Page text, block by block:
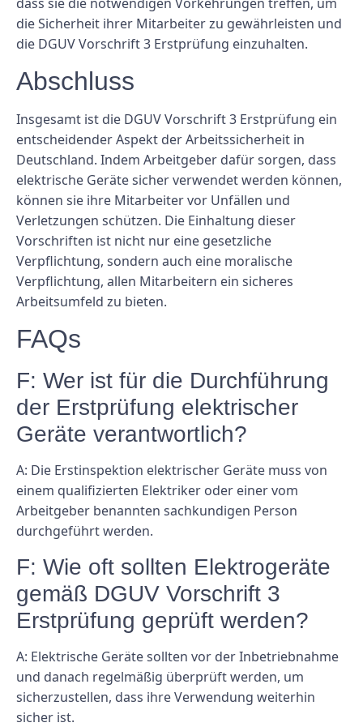
die Sicherheit ihrer Mitarbeiter zu gewährleisten und
die DGUV Vorschrift 3 Erstprüfung einzuhalten.
Abschluss
Insgesamt ist die DGUV Vorschrift 3 Erstprüfung ein
entscheidender Aspekt der Arbeitssicherheit in
Deutschland. Indem Arbeitgeber dafür sorgen, dass
elektrische Geräte sicher verwendet werden können,
können sie ihre Mitarbeiter vor Unfällen und
Verletzungen schützen. Die Einhaltung dieser
Vorschriften ist nicht nur eine gesetzliche
Verpflichtung, sondern auch eine moralische
Verpflichtung, allen Mitarbeitern ein sicheres
Arbeitsumfeld zu bieten.
FAQs
F: Wer ist für die Durchführung
der Erstprüfung elektrischer
Geräte verantwortlich?
A: Die Erstinspektion elektrischer Geräte muss von
einem qualifizierten Elektriker oder einer vom
Arbeitgeber benannten sachkundigen Person
durchgeführt werden.
F: Wie oft sollten Elektrogeräte
gemäß DGUV Vorschrift 3
Erstprüfung geprüft werden?
A: Elektrische Geräte sollten vor der Inbetriebnahme
und danach regelmäßig überprüft werden, um
sicherzustellen, dass ihre Verwendung weiterhin
sicher ist.